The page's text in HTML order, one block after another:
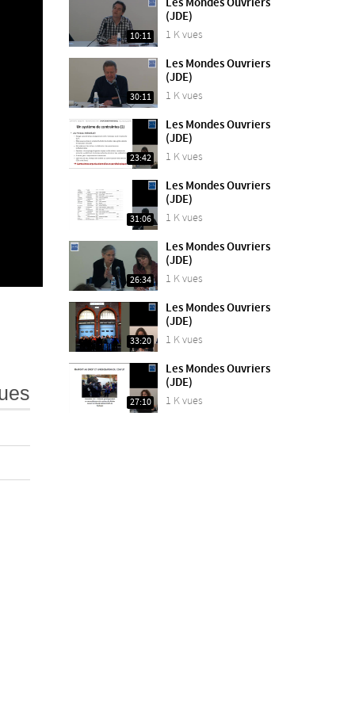
10:11
Les Mondes Ouvriers
(JDE)
1 K vues
30:11
Les Mondes Ouvriers
(JDE)
1 K vues
23:42
Les Mondes Ouvriers
(JDE)
1 K vues
31:06
Les Mondes Ouvriers
(JDE)
1 K vues
26:34
Les Mondes Ouvriers
(JDE)
1 K vues
33:20
Les Mondes Ouvriers
(JDE)
1 K vues
27:10
Les Mondes Ouvriers
(JDE)
1 K vues